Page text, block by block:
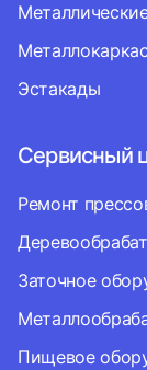
Эстакады
Сервисный
Ремонт
Заточное
Пищевое